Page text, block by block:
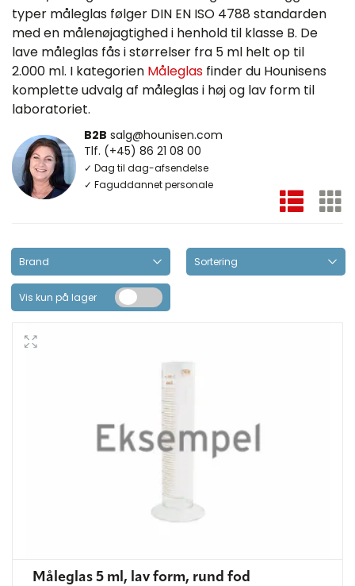
typer måleglas følger DIN EN ISO 4788 standarden
med en målenøjagtighed i henhold til klasse B. De
lave måleglas fås i størrelser fra 5 ml helt op til
2.000 ml. I kategorien Måleglas finder du Hounisens
komplette udvalg af måleglas i høj og lav form til
laboratoriet.
B2B salg@hounisen.com
Tlf. (+45) 86 21 08 00
✓ Dag til dag-afsendelse
✓ Faguddannet personale
Vis kun på lager
Måleglas 5 ml, lav form, rund fod